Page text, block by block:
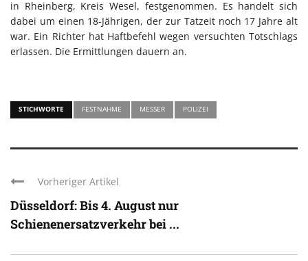
in Rheinberg, Kreis Wesel, festgenommen. Es handelt sich
dabei um einen 18-Jährigen, der zur Tatzeit noch 17 Jahre alt
war. Ein Richter hat Haftbefehl wegen versuchten Totschlags
erlassen. Die Ermittlungen dauern an.
STICHWORTE FESTNAHME MESSER POLIZEI
Vorheriger Artikel
Düsseldorf: Bis 4. August nur
Schienenersatzverkehr bei ...